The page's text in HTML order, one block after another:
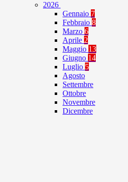
2026
Gennaio 7
Febbraio 8
Marzo 6
Aprile 2
Maggio 13
Giugno 14
Luglio 5
Agosto
Settembre
Ottobre
Novembre
Dicembre